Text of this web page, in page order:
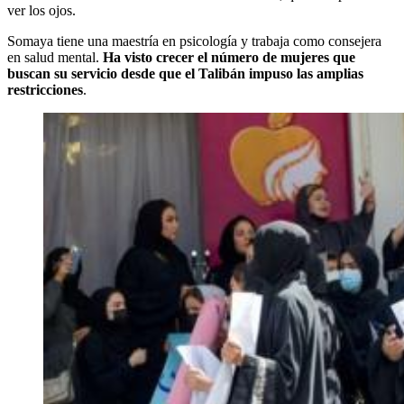
ver los ojos.
Somaya tiene una maestría en psicología y trabaja como consejera
en salud mental. Ha visto crecer el número de mujeres que
buscan su servicio desde que el Talibán impuso las amplias
restricciones.